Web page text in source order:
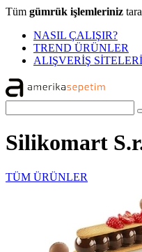
Tüm gümrük işlemleriniz
NASIL ÇALIŞIR?
TREND ÜRÜNLER
ALIŞVERİŞ SİTELERİ
Silikomart
TÜM ÜRÜNLER